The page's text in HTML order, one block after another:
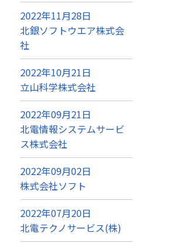
2022年11月28日
北銀ソフトウエア株式会
社
2022年10月21日
立山科学株式会社
2022年09月21日
北電情報システムサービ
ス株式会社
2022年09月02日
株式会社ソフト
2022年07月20日
北電テクノサービス(株)